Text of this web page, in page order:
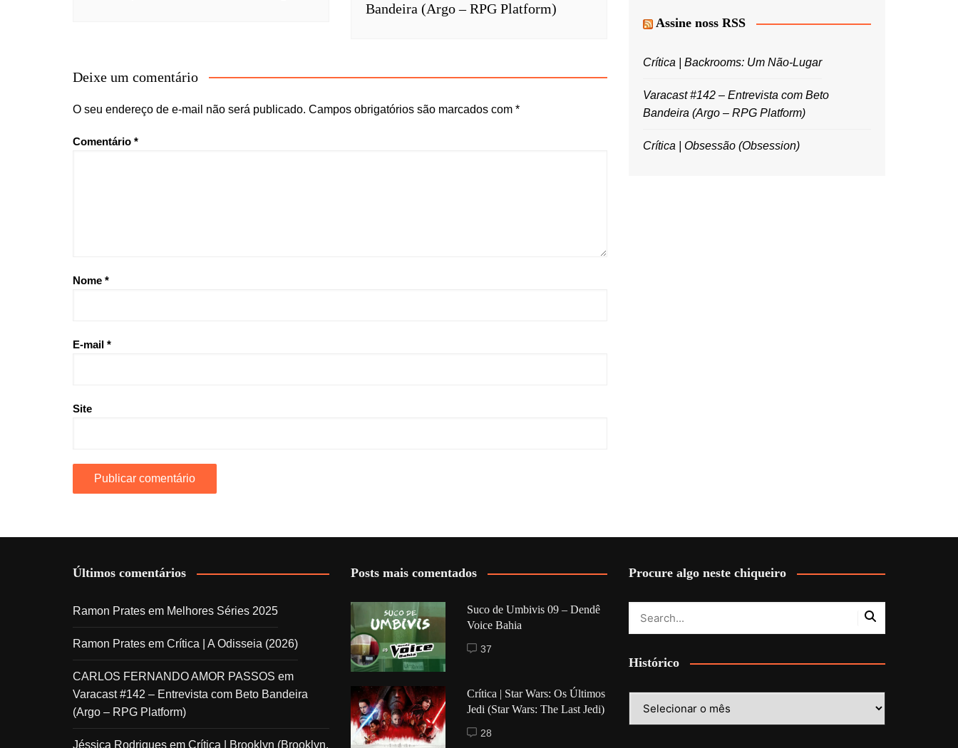
Bandeira (Argo – RPG Platform)
Deixe um comentário
O seu endereço de e-mail não será publicado. Campos obrigatórios são marcados com *
Comentário *
Nome *
E-mail *
Site
Assine noss RSS
Crítica | Backrooms: Um Não-Lugar
Varacast #142 – Entrevista com Beto
Bandeira (Argo – RPG Platform)
Crítica | Obsessão (Obsession)
Últimos comentários
Ramon Prates em Melhores Séries 2025
Ramon Prates em Crítica | A Odisseia (2026)
CARLOS FERNANDO AMOR PASSOS em
Varacast #142 – Entrevista com Beto Bandeira
(Argo – RPG Platform)
Jéssica Rodrigues em Crítica | Brooklyn (Brooklyn,
Posts mais comentados
Suco de Umbivis 09 – Dendê
Voice Bahia
37
Crítica | Star Wars: Os Últimos
Jedi (Star Wars: The Last Jedi)
28
Procure algo neste chiqueiro
Histórico